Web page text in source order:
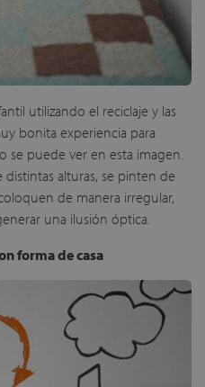
utilizando el reciclaje y las
bonita experiencia para
se puede ver en esta imagen.
alturas, se pinten de
de manera irregular,
una ilusión óptica.
forma de casa